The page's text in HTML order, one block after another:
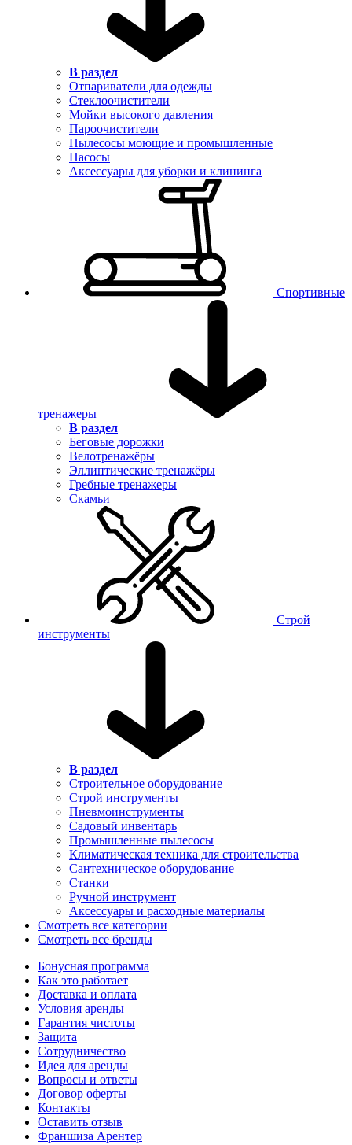
В раздел
Отпариватели для одежды
Стеклоочистители
Мойки высокого давления
Пароочистители
Пылесосы моющие и промышленные
Насосы
Аксессуары для уборки и клининга
Спортивные
тренажеры
В раздел
Беговые дорожки
Велотренажёры
Эллиптические тренажёры
Гребные тренажеры
Скамьи
Строй
инструменты
В раздел
Строительное оборудование
Строй инструменты
Пневмоинструменты
Садовый инвентарь
Промышленные пылесосы
Климатическая техника для строительства
Сантехническое оборудование
Станки
Ручной инструмент
Аксессуары и расходные материалы
Смотреть все категории
Смотреть все бренды
Бонусная программа
Как это работает
Доставка и оплата
Условия аренды
Гарантия чистоты
Защита
Сотрудничество
Идея для аренды
Вопросы и ответы
Договор оферты
Контакты
Оставить отзыв
Франшиза Арентер